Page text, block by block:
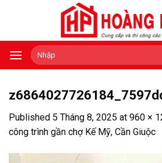
Tìm
kiếm:
Published 5 Tháng 8, 2025 at 960 ×
công trình gần chợ Kế Mỹ, Cần Giuộc